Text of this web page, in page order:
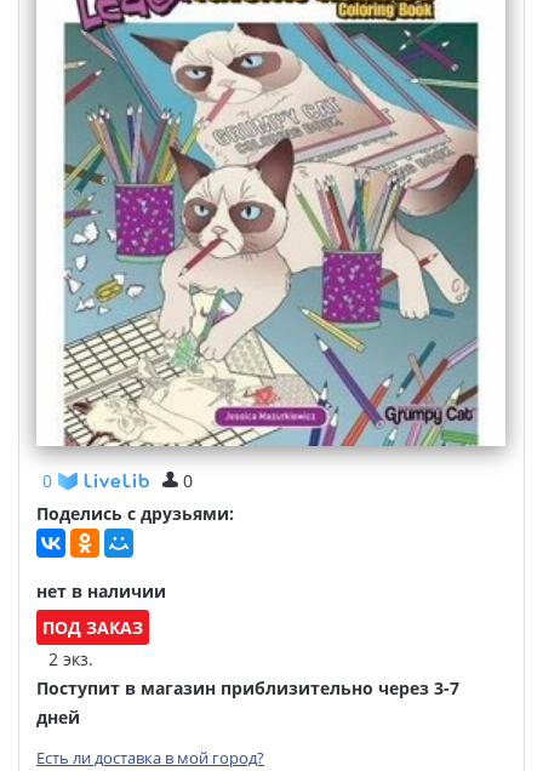
0
0
Поделись с друзьями:
нет в наличии
ПОД ЗАКАЗ
2 экз.
Поступит в магазин приблизительно через 3-7
дней
Есть ли доставка в мой город?